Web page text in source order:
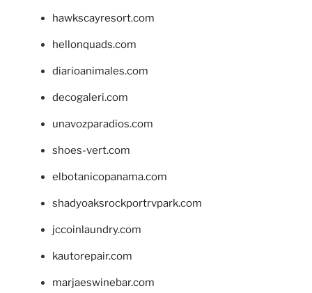
hawkscayresort.com
hellonquads.com
diarioanimales.com
decogaleri.com
unavozparadios.com
shoes-vert.com
elbotanicopanama.com
shadyoaksrockportrvpark.com
jccoinlaundry.com
kautorepair.com
marjaeswinebar.com